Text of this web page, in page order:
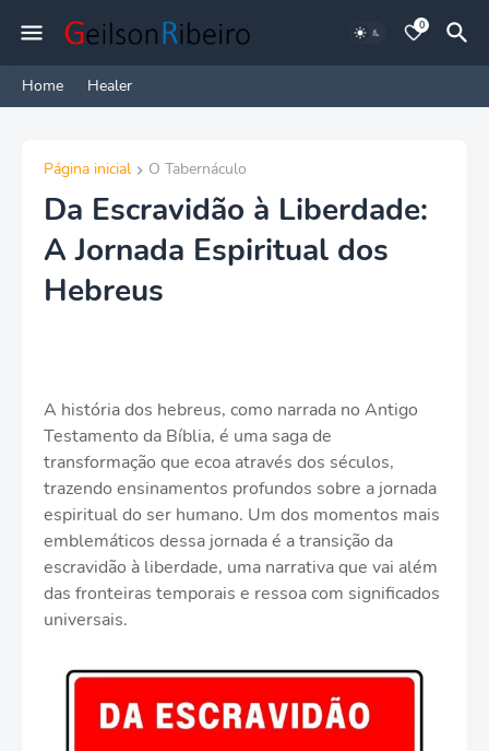
0
Home Healer
Página inicial O Tabernáculo
Da Escravidão à Liberdade:
A Jornada Espiritual dos
Hebreus
A história dos hebreus, como narrada no Antigo
Testamento da Bíblia, é uma saga de
transformação que ecoa através dos séculos,
trazendo ensinamentos profundos sobre a jornada
espiritual do ser humano. Um dos momentos mais
emblemáticos dessa jornada é a transição da
escravidão à liberdade, uma narrativa que vai além
das fronteiras temporais e ressoa com significados
universais.